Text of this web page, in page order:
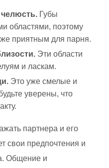
Губы
областями, поэтому
приятным для парня.
Эти области
и ласкам.
Это уже смелые и
уверены, что
партнера и его
свои предпочтения и
Общение и